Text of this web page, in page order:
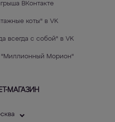
ВКонтакте
коты" в VK
всегда с собой" в VK
"Миллионный Морион"
МАГАЗИН